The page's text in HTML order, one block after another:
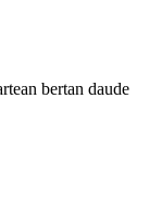
bertan daude